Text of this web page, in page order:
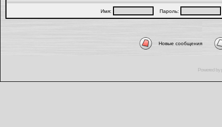
Имя: Пароль:
Новые сообщения
Powered by